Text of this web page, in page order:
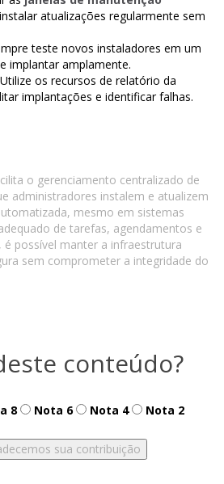
atualizações regularmente sem
teste novos instaladores em um
implantar amplamente.
Utilize os recursos de relatório da
implantações e identificar falhas.
o gerenciamento centralizado de
administradores instalem e atualizem
mesmo em sistemas
de tarefas, agendamentos e
é possível manter a infraestrutura
sem comprometer a integridade do
conteúdo?
8 Nota 6 Nota 4 Nota 2